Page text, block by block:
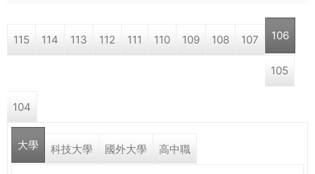
學
際．
a
e
h
115 114 113 112 111 110 109 108 107 106
105
104
大學 科技大學 國外大學 高中職